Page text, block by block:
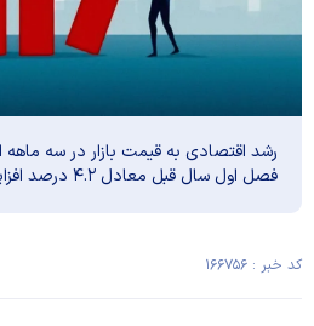
فصل اول سال قبل معادل ۴.۲ درصد افزایش یافته است.
کد خبر : ۱۶۶۷۵۶